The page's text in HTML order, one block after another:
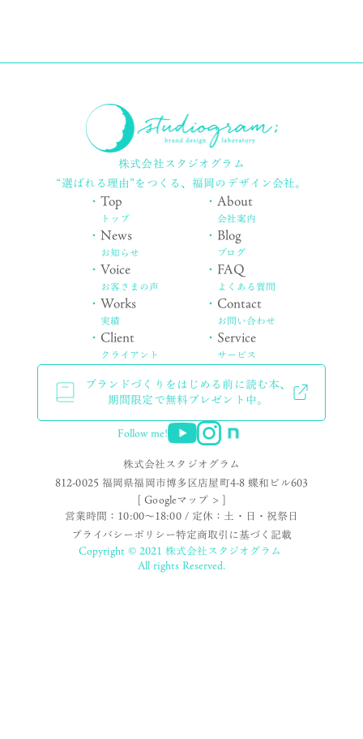
株式会社スタジオグラム
“選ばれる理由”をつくる、福岡のデザイン会社。
・Top
トップ
・News
お知らせ
・Voice
お客さまの声
・Works
実績
・ Client
クライアント
・About
会社案内
・ Blog
ブログ
・ FAQ
よくある質問
・ Contact
お問い合わせ
・ Service
サービス
ブランドづくりをはじめる前に読む本、
期間限定で無料プレゼント中。
Follow me!
株式会社スタジオグラム
812-0025 福岡県福岡市博多区店屋町4-8 蝶和ビル603
[ Googleマップ > ]
営業時間：10:00〜18:00 / 定休：土・日・祝祭日
プライバシーポリシー特定商取引に基づく記載
Copyright © 2021 株式会社スタジオグラム
All rights Reserved.